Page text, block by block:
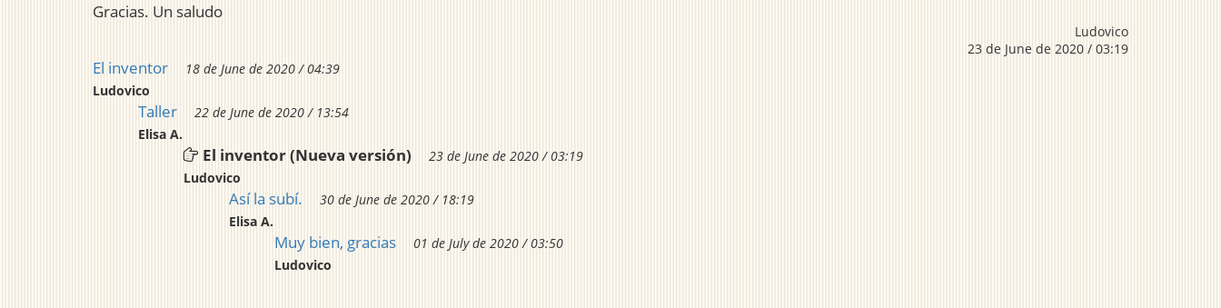
Gracias. Un saludo
Ludovico
23 de June de 2020 / 03:19
El inventor
18 de June de 2020 / 04:39
Ludovico
Taller
22 de June de 2020 / 13:54
Elisa A.
El inventor (Nueva versión)
23 de June de 2020 / 03:19
Ludovico
Así la subí.
30 de June de 2020 / 18:19
Elisa A.
Muy bien, gracias
01 de July de 2020 / 03:50
Ludovico